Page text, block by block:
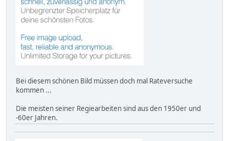
Bei diesem schönen Bild müssen doch mal Rateversuche
kommen ...
Die meisten seiner Regiearbeiten sind aus den 1950er und
-60er Jahren.